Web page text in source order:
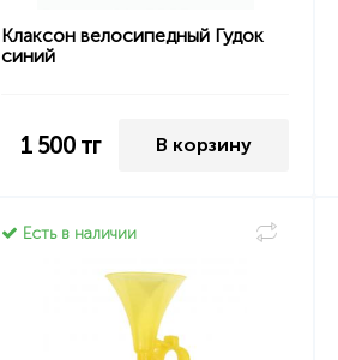
Клаксон велосипедный Гудок
синий
1 500тг В корзину
Есть в наличии